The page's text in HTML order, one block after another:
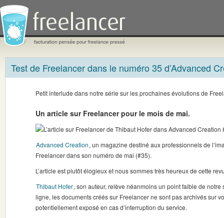
Test de Freelancer dans le numéro 35 d’Advanced
Petit interlude dans notre série sur les prochaines évolutions de
Un article sur Freelancer pour le mois de mai.
Advanced Creation, un magazine destiné aux professionnels de
Freelancer dans son numéro de mai (#35).
L’article est plutôt élogieux et nous sommes très heureux de cette
Thibaut Hofer, son auteur, relève néanmoins un point faible de notre
ligne, les documents créés sur Freelancer ne sont pas archivés sur
potentiellement exposé en cas d’interruption du service.
du
président
République
Ce champs sert à bloquer les robots qui postent des
publicités